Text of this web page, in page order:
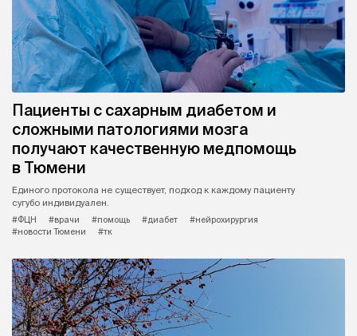
Пациенты с сахарным диабетом и
сложными патологиями мозга
получают качественную медпомощь
в Тюмени
Единого протокола не существует, подход к каждому пациенту
сугубо индивидуален.
#ФЦН
#врачи #помощь #диабет
#нейрохирургия
#новости Тюмени
#тк